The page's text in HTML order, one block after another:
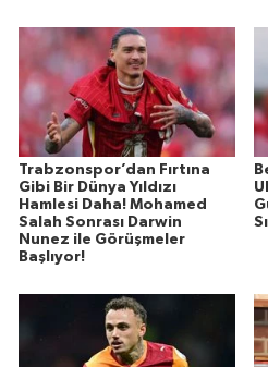
Trabzonspor’dan Fırtına
Gibi Bir Dünya Yıldızı
Hamlesi Daha! Mohamed
Salah Sonrası Darwin
Nunez ile Görüşmeler
Başlıyor!